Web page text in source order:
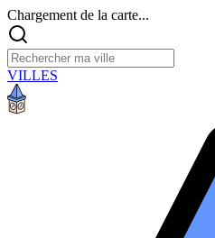
Chargement de la carte...
VILLES